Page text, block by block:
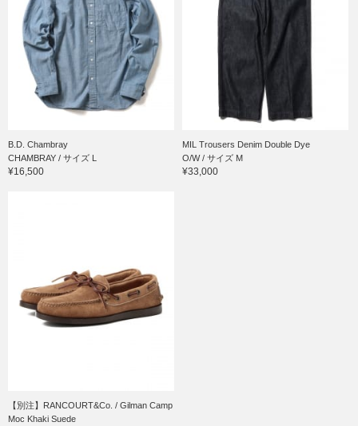
B.D. Chambray
CHAMBRAY / サイズ L
¥16,500
MIL Trousers Denim Double Dye
O/W / サイズ M
¥33,000
【別注】RANCOURT&Co. / Gilman Camp
Moc Khaki Suede